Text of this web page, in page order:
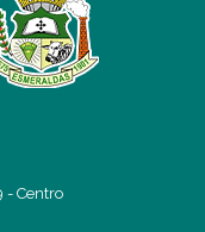
- Centro